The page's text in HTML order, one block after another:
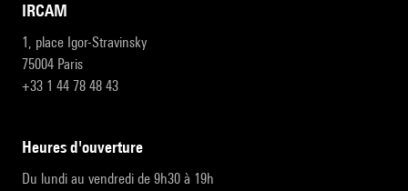
IRCAM
1, place Igor-Stravinsky
75004 Paris
+33 1 44 78 48 43
heures d'ouverture
Du lundi au vendredi de 9h30 à 19h